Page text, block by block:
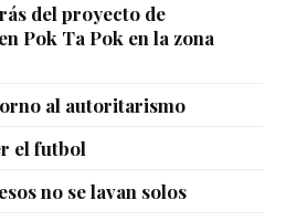
del proyecto de
Pok Ta Pok en la zona
al autoritarismo
el futbol
no se lavan solos